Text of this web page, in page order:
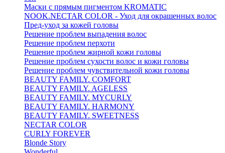
Маски с прямым пигментом KROMATIC
NOOK.NECTAR COLOR - Уход для окрашенных волос
Пред-уход за кожей головы
Решение проблем выпадения волос
Решение проблем перхоти
Решение проблем жирной кожи головы
Решение проблем сухости волос и кожи головы
Решение проблем чувствительной кожи головы
BEAUTY FAMILY. COMFORT
BEAUTY FAMILY. AGELESS
BEAUTY FAMILY. MYCURLY
BEAUTY FAMILY. HARMONY
BEAUTY FAMILY. SWEETNESS
NECTAR COLOR
CURLY FOREVER
Blonde Story